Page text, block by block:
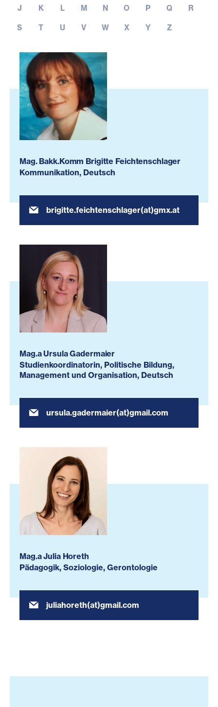
J K L M N O P Q R
S T U V W X Y Z
Mag. Bakk.Komm Brigitte Feichtenschlager
Kommunikation, Deutsch
brigitte.feichtenschlager(at)gmx.at
Mag.a Ursula Gadermaier
Studienkoordinatorin, Politische Bildung,
Management und Organisation, Deutsch
ursula.gadermaier(at)gmail.com
Mag.a Julia Horeth
Pädagogik, Soziologie, Gerontologie
juliahoreth(at)gmail.com